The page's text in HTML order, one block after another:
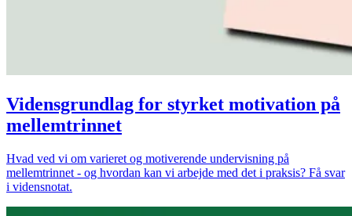
Vidensgrundlag for styrket motivation på
mellemtrinnet
Hvad ved vi om varieret og motiverende undervisning på
mellemtrinnet - og hvordan kan vi arbejde med det i praksis? Få svar
i vidensnotat.